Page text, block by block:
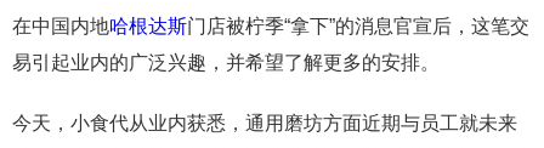
在中国内地哈根达斯门店被柠季“拿下”的消息官宣后，这笔交
易引起业内的广泛兴趣，并希望了解更多的安排。
今天，小食代从业内获悉，通用磨坊方面近期与员工就未来